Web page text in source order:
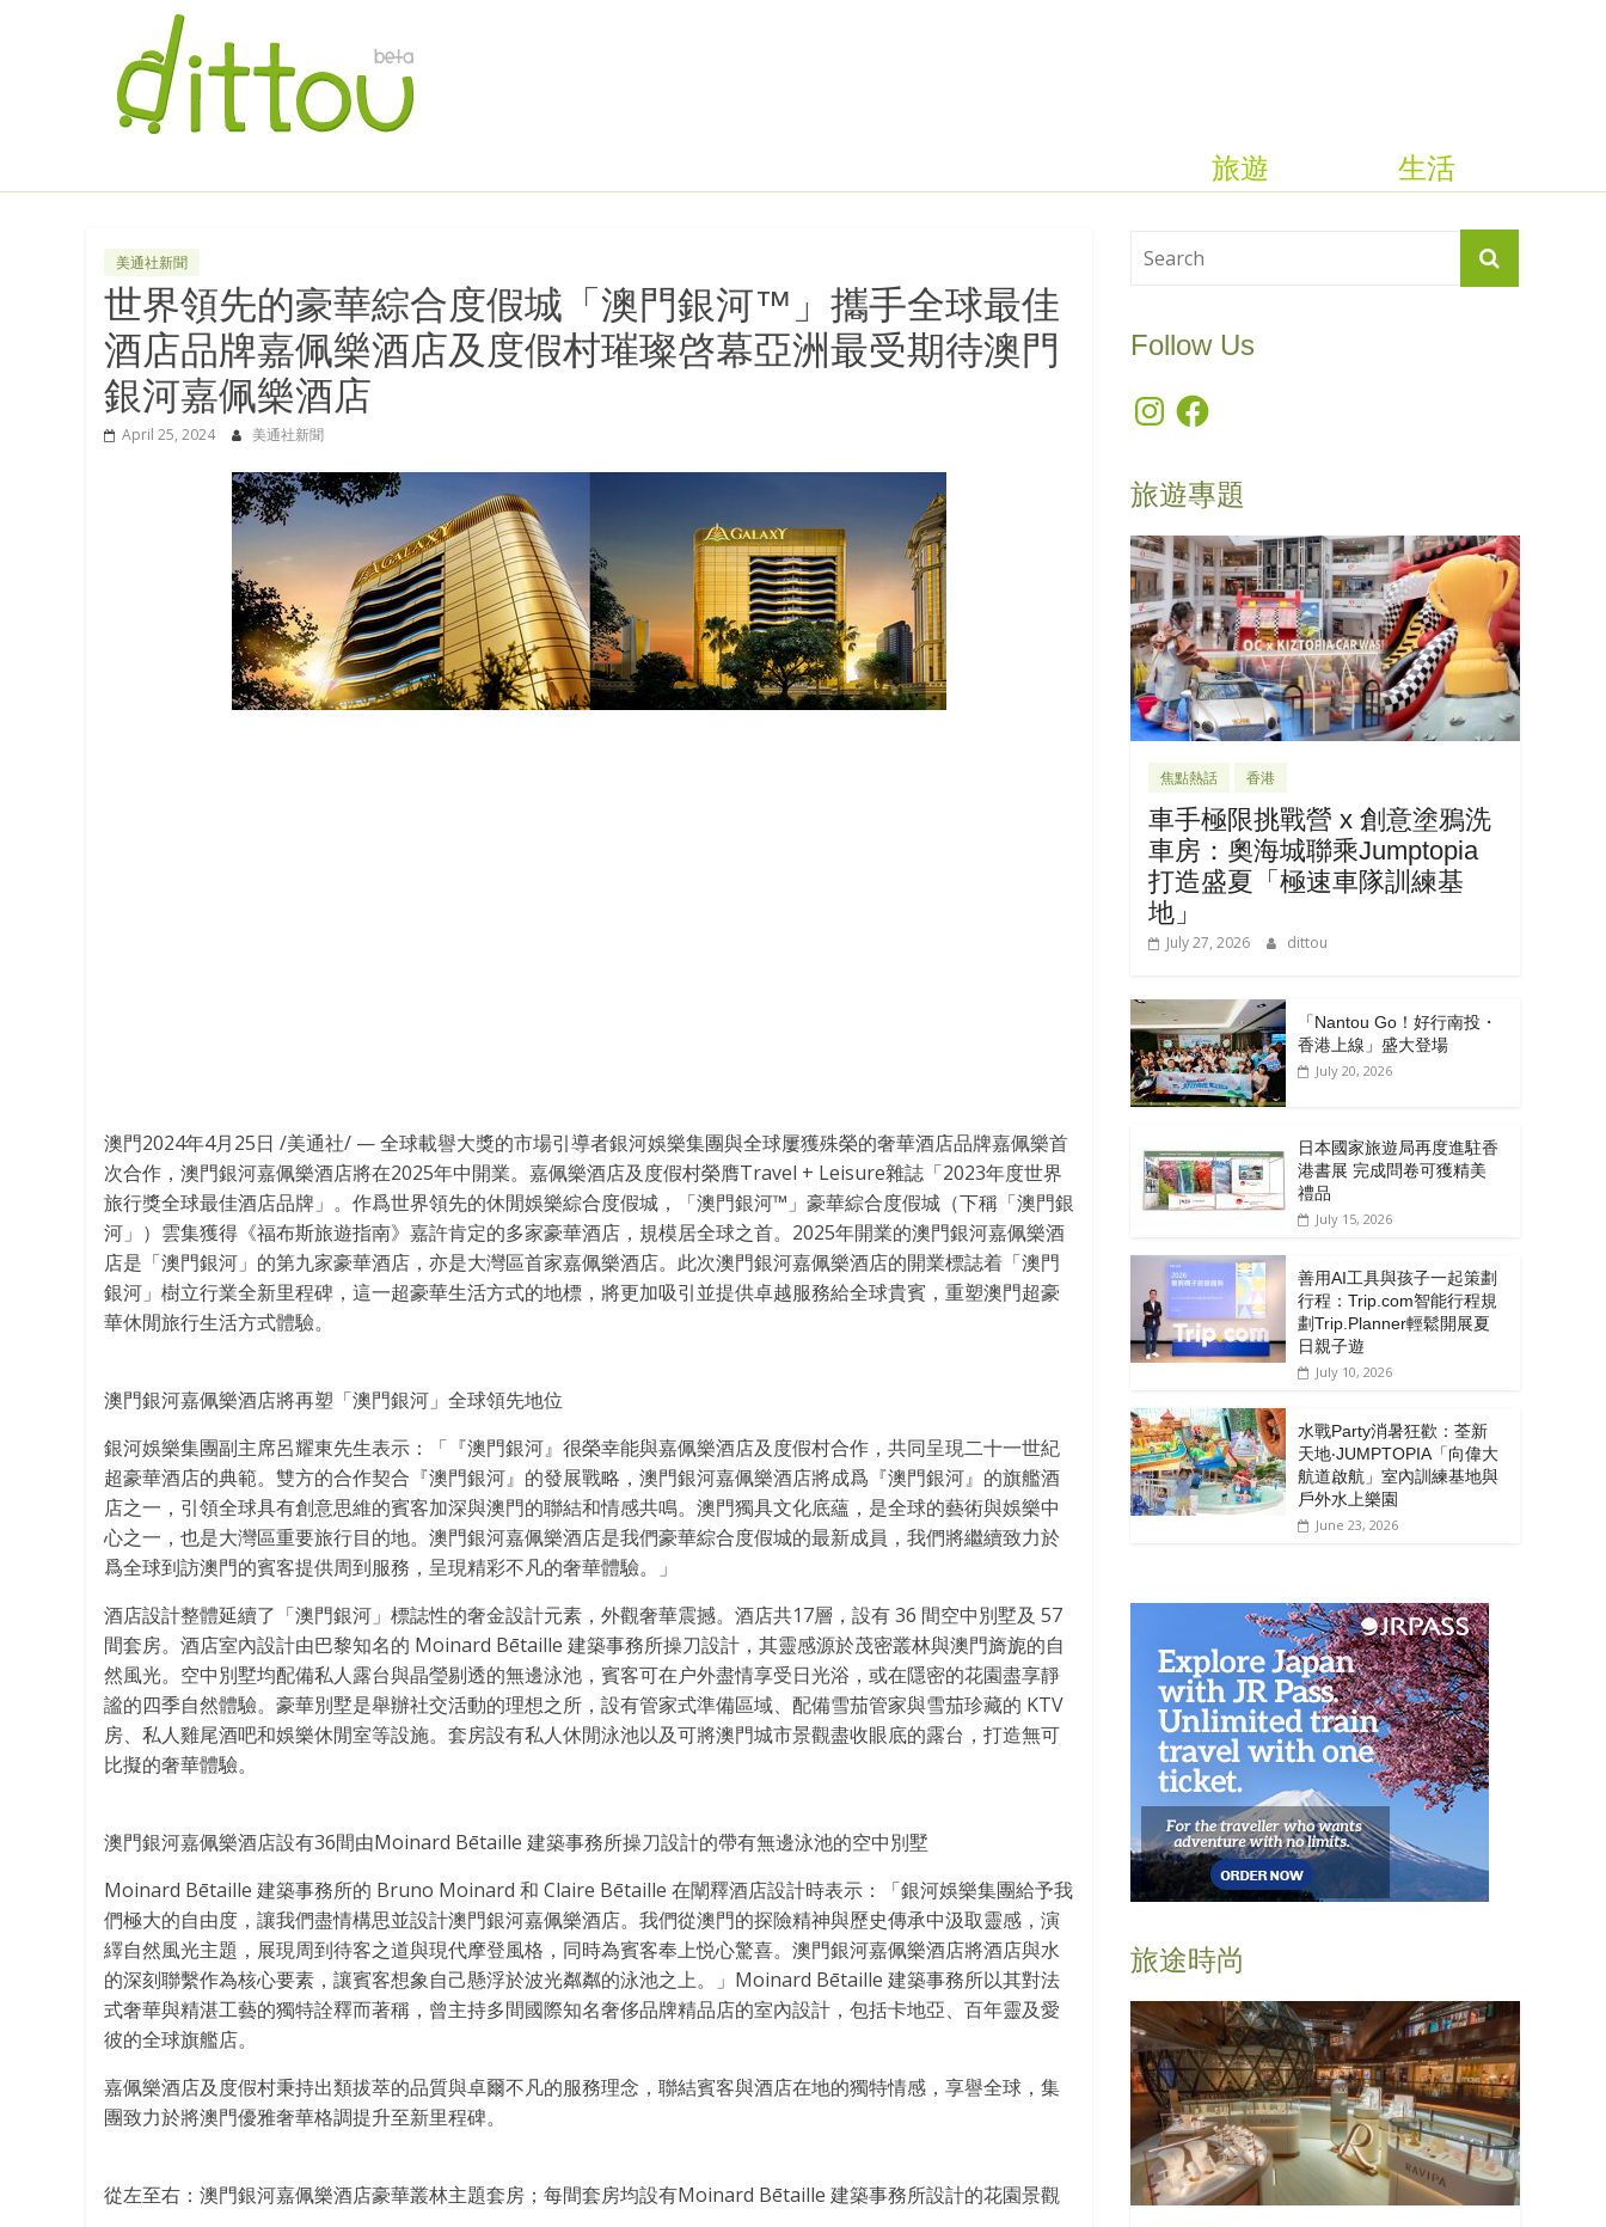
生活
旅遊
美通社新聞
世界領先的豪華綜合度假城「澳門銀河™」攜手全球最佳
酒店品牌嘉佩樂酒店及度假村璀璨啓幕亞洲最受期待澳門
銀河嘉佩樂酒店
April 25, 2024 美通社新聞
澳門2024年4月25日 /美通社/ — 全球載譽大獎的市場引導者銀河娛樂集團與全球屢獲殊榮的奢華酒店品牌嘉佩樂首
次合作，澳門銀河嘉佩樂酒店將在2025年中開業。嘉佩樂酒店及度假村榮膺Travel + Leisure雜誌「2023年度世界
旅行獎全球最佳酒店品牌」。作爲世界領先的休閒娛樂綜合度假城，「澳門銀河™」豪華綜合度假城（下稱「澳門銀
河」）雲集獲得《福布斯旅遊指南》嘉許肯定的多家豪華酒店，規模居全球之首。2025年開業的澳門銀河嘉佩樂酒
店是「澳門銀河」的第九家豪華酒店，亦是大灣區首家嘉佩樂酒店。此次澳門銀河嘉佩樂酒店的開業標誌着「澳門
銀河」樹立行業全新里程碑，這一超豪華生活方式的地標，將更加吸引並提供卓越服務給全球貴賓，重塑澳門超豪
華休閒旅行生活方式體驗。
澳門銀河嘉佩樂酒店將再塑「澳門銀河」全球領先地位
銀河娛樂集團副主席呂耀東先生表示：「『澳門銀河』很榮幸能與嘉佩樂酒店及度假村合作，共同呈現二十一世紀
超豪華酒店的典範。雙方的合作契合『澳門銀河』的發展戰略，澳門銀河嘉佩樂酒店將成爲『澳門銀河』的旗艦酒
店之一，引領全球具有創意思維的賓客加深與澳門的聯結和情感共鳴。澳門獨具文化底蘊，是全球的藝術與娛樂中
心之一，也是大灣區重要旅行目的地。澳門銀河嘉佩樂酒店是我們豪華綜合度假城的最新成員，我們將繼續致力於
爲全球到訪澳門的賓客提供周到服務，呈現精彩不凡的奢華體驗。」
酒店設計整體延續了「澳門銀河」標誌性的奢金設計元素，外觀奢華震撼。酒店共17層，設有 36 間空中別墅及 57
間套房。酒店室內設計由巴黎知名的 Moinard Bētaille 建築事務所操刀設計，其靈感源於茂密叢林與澳門旖旎的自
然風光。空中別墅均配備私人露台與晶瑩剔透的無邊泳池，賓客可在户外盡情享受日光浴，或在隱密的花園盡享靜
謐的四季自然體驗。豪華別墅是舉辦社交活動的理想之所，設有管家式準備區域、配備雪茄管家與雪茄珍藏的 KTV
房、私人雞尾酒吧和娛樂休閒室等設施。套房設有私人休閒泳池以及可將澳門城市景觀盡收眼底的露台，打造無可
比擬的奢華體驗。
澳門銀河嘉佩樂酒店設有36間由Moinard Bētaille 建築事務所操刀設計的帶有無邊泳池的空中別墅
Moinard Bētaille 建築事務所的 Bruno Moinard 和 Claire Bētaille 在闡釋酒店設計時表示：「銀河娛樂集團給予我
們極大的自由度，讓我們盡情構思並設計澳門銀河嘉佩樂酒店。我們從澳門的探險精神與歷史傳承中汲取靈感，演
繹自然風光主題，展現周到待客之道與現代摩登風格，同時為賓客奉上悦心驚喜。澳門銀河嘉佩樂酒店將酒店與水
的深刻聯繫作為核心要素，讓賓客想象自己懸浮於波光粼粼的泳池之上。」Moinard Bētaille 建築事務所以其對法
式奢華與精湛工藝的獨特詮釋而著稱，曾主持多間國際知名奢侈品牌精品店的室內設計，包括卡地亞、百年靈及愛
彼的全球旗艦店。
嘉佩樂酒店及度假村秉持出類拔萃的品質與卓爾不凡的服務理念，聯結賓客與酒店在地的獨特情感，享譽全球，集
團致力於將澳門優雅奢華格調提升至新里程碑。
從左至右：澳門銀河嘉佩樂酒店豪華叢林主題套房；每間套房均設有Moinard Bētaille 建築事務所設計的花園景觀
Follow Us
InstagramFacebook
旅遊專題
焦點熱話 香港
車手極限挑戰營 x 創意塗鴉洗
車房：奧海城聯乘Jumptopia
打造盛夏「極速車隊訓練基
地」
July 27, 2026 dittou
「Nantou Go！好行南投・
香港上線」盛大登場
July 20, 2026
日本國家旅遊局再度進駐香
港書展 完成問卷可獲精美
禮品
July 15, 2026
善用AI工具與孩子一起策劃
行程：Trip.com智能行程規
劃Trip.Planner輕鬆開展夏
日親子遊
July 10, 2026
水戰Party消暑狂歡：荃新
天地‧JUMPTOPIA「向偉大
航道啟航」室內訓練基地與
戶外水上樂園
June 23, 2026
旅途時尚